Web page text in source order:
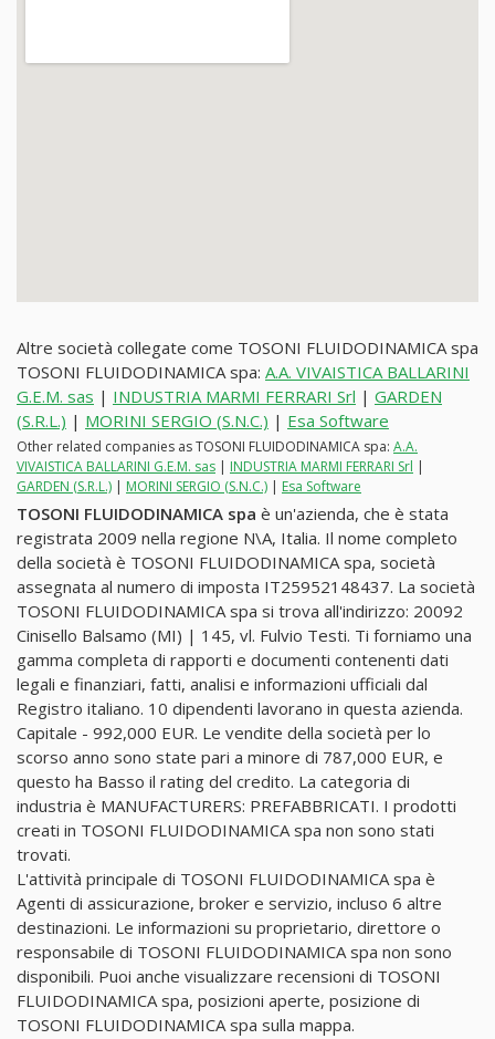
Altre società collegate come TOSONI FLUIDODINAMICA spa
TOSONI FLUIDODINAMICA spa: A.A. VIVAISTICA BALLARINI
G.E.M. sas | INDUSTRIA MARMI FERRARI Srl | GARDEN
(S.R.L.) | MORINI SERGIO (S.N.C.) | Esa Software
Other related companies as TOSONI FLUIDODINAMICA spa: A.A.
VIVAISTICA BALLARINI G.E.M. sas | INDUSTRIA MARMI FERRARI Srl |
GARDEN (S.R.L.) | MORINI SERGIO (S.N.C.) | Esa Software
TOSONI FLUIDODINAMICA spa è un'azienda, che è stata
registrata 2009 nella regione N\A, Italia. Il nome completo
della società è TOSONI FLUIDODINAMICA spa, società
assegnata al numero di imposta IT25952148437. La società
TOSONI FLUIDODINAMICA spa si trova all'indirizzo: 20092
Cinisello Balsamo (MI) | 145, vl. Fulvio Testi. Ti forniamo una
gamma completa di rapporti e documenti contenenti dati
legali e finanziari, fatti, analisi e informazioni ufficiali dal
Registro italiano. 10 dipendenti lavorano in questa azienda.
Capitale - 992,000 EUR. Le vendite della società per lo
scorso anno sono state pari a minore di 787,000 EUR, e
questo ha Basso il rating del credito. La categoria di
industria è MANUFACTURERS: PREFABBRICATI. I prodotti
creati in TOSONI FLUIDODINAMICA spa non sono stati
trovati.
L'attività principale di TOSONI FLUIDODINAMICA spa è
Agenti di assicurazione, broker e servizio, incluso 6 altre
destinazioni. Le informazioni su proprietario, direttore o
responsabile di TOSONI FLUIDODINAMICA spa non sono
disponibili. Puoi anche visualizzare recensioni di TOSONI
FLUIDODINAMICA spa, posizioni aperte, posizione di
TOSONI FLUIDODINAMICA spa sulla mappa.